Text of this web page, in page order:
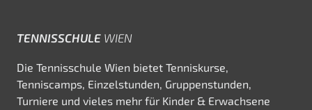
TENNISSCHULE WIEN
Die Tennisschule Wien bietet Tenniskurse,
Tenniscamps, Einzelstunden, Gruppenstunden,
Turniere und vieles mehr für Kinder & Erwachsene